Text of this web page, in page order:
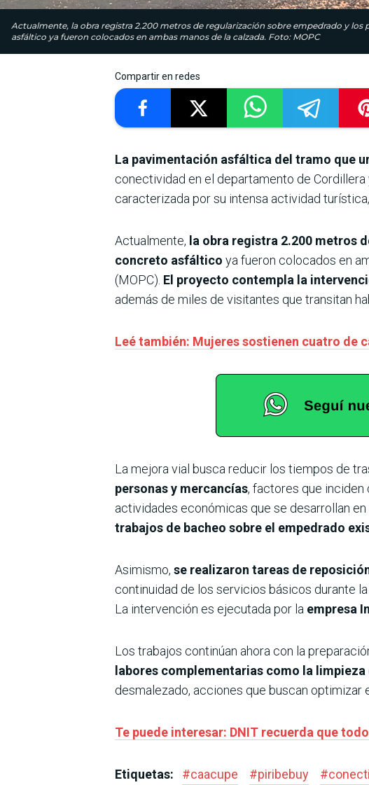
Actualmente, la obra registra 2.200 metros de regularización sobre empedrado y
asfáltico ya fueron colocados en ambas manos de la calzada. Foto: MOPC
Compartir en redes
La pavimentación asfáltica del tramo que
conectividad en el departamento de
caracterizada por su intensa actividad
Actualmente, la obra registra 2.200 metros
concreto asfáltico ya fueron colocados en
(MOPC). El proyecto contempla la
además de miles de visitantes que transitan
Leé también: Mujeres sostienen cuatro de
La mejora vial busca reducir los tiempos de
personas y mercancías, factores que
actividades económicas que se desarrollan
trabajos de bacheo sobre el empedrado
Asimismo, se realizaron tareas de
continuidad de los servicios básicos durante
La intervención es ejecutada por la empresa
Los trabajos continúan ahora con la
labores complementarias como la
desmalezado, acciones que buscan optimizar
Te puede interesar: DNIT recuerda que
Etiquetas: #caacupe #piribebuy #